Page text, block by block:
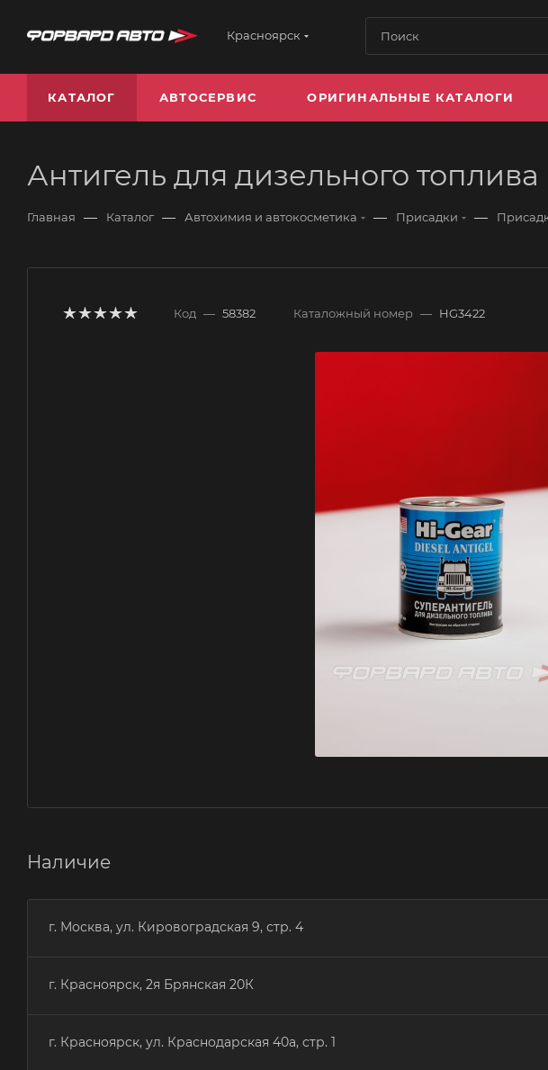
Красноярск
КАТАЛОГ АВТОСЕРВИС ОРИГИНАЛЬНЫЕ КАТАЛОГИ
Антигель для дизельного
Главная — Каталог — Автохимия и автокосметика — Присадки —
Код — 58382 Каталожный номер — HG3422
Наличие
г. Москва, ул. Кировоградская 9, стр. 4
г. Красноярск, 2я Брянская 20К
г. Красноярск, ул. Краснодарская 40а, стр. 1